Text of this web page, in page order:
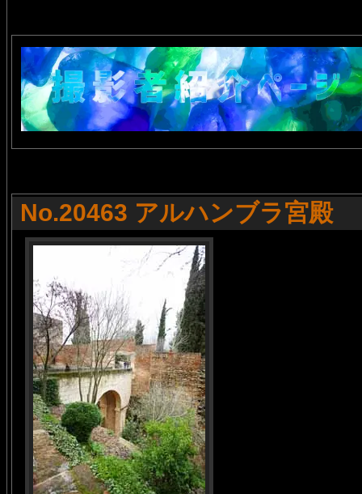
No.20463 アルハンブラ宮殿